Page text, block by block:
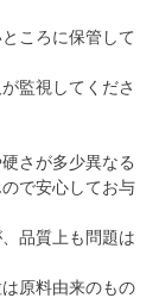
ころに保管して
監視してくださ
さが多少異なる
で安心してお与
品質上も問題は
原料由来のもの